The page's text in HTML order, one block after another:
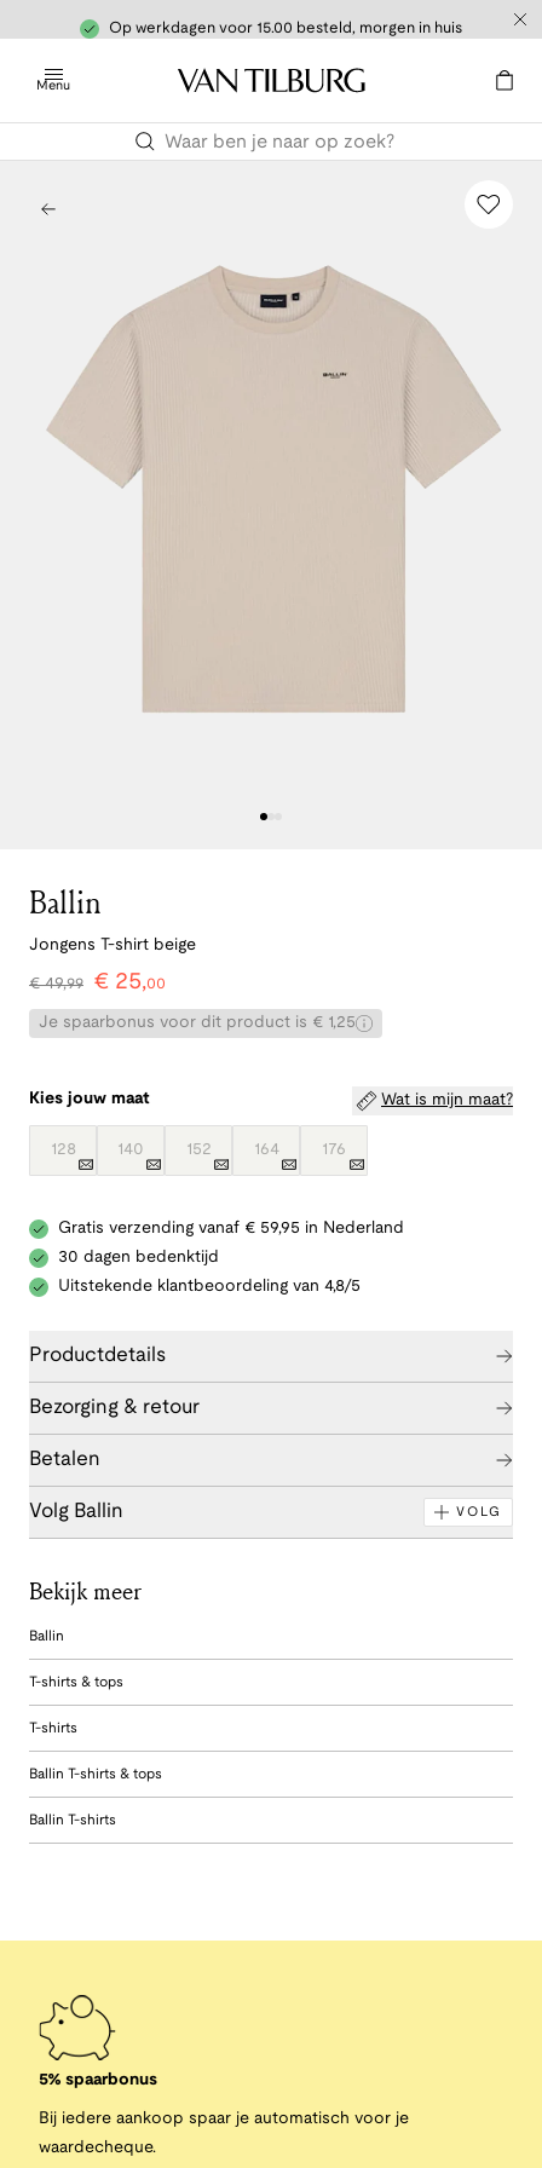
Op werkdagen voor 15.00 besteld, morgen in huis
Menu
Ballin
Jongens T-shirt beige
€49,99 € 25,00
Je spaarbonus voor dit product is € 1,25
Kies jouw maat Wat is mijn maat?
128 140 152 164 176
Gratis verzending vanaf € 59,95 in Nederland
30 dagen bedenktijd
Uitstekende klantbeoordeling van 4,8/5
Productdetails
Bezorging & retour
Betalen
Volg Ballin VOLG
Bekijk meer
Ballin
T-shirts & tops
T-shirts
Ballin T-shirts & tops
Ballin T-shirts
5% spaarbonus
Bij iedere aankoop spaar je automatisch voor je
waardecheque.